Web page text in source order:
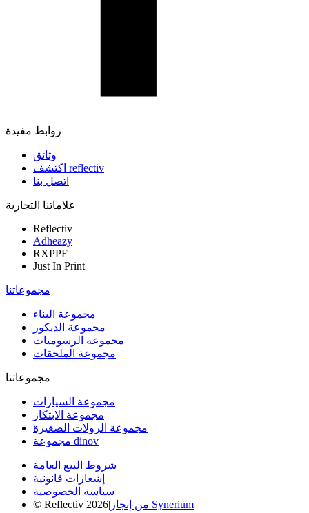
روابط مفيدة
وثائق
اكتشف reflectiv
اتصل بنا
علاماتنا التجارية
Reflectiv
Adheazy
RXPPF
Just In Print
مجموعاتنا
مجموعة البناء
مجموعة الديكور
مجموعة الرسوميات
مجموعة الملحقات
مجموعاتنا
مجموعة السيارات
مجموعة الابتكار
مجموعة الرولات الصغيرة
مجموعة dinov
شروط البيع العامة
إشعارات قانونية
سياسة الخصوصية
© Reflectiv 2026| من إنجاز Synerium